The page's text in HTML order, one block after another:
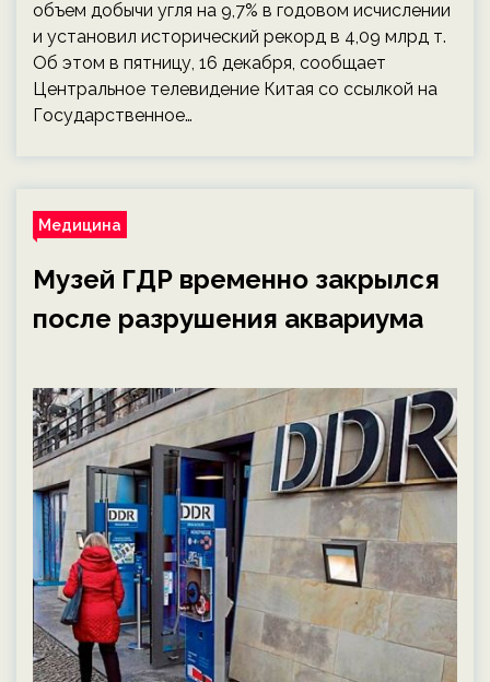
объем добычи угля на 9,7% в годовом исчислении
и установил исторический рекорд в 4,09 млрд т.
Об этом в пятницу, 16 декабря, сообщает
Центральное телевидение Китая со ссылкой на
Государственное…
Медицина
Музей ГДР временно закрылся
после разрушения аквариума